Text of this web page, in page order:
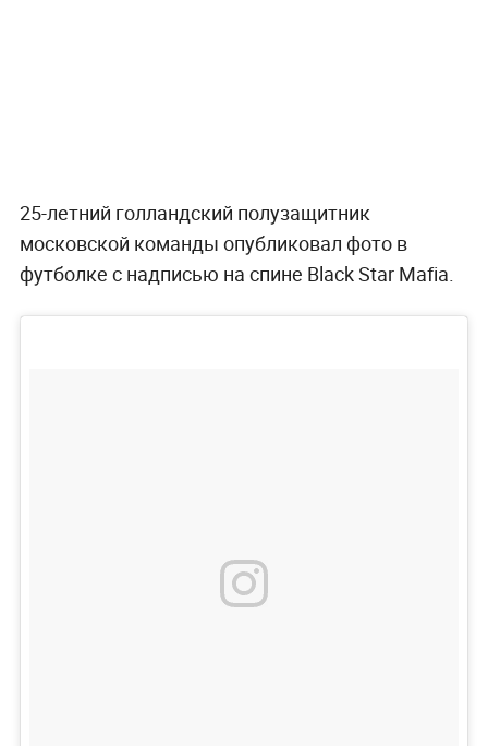
25-летний голландский полузащитник
московской команды опубликовал фото в
футболке с надписью на спине Black Star Mafia.